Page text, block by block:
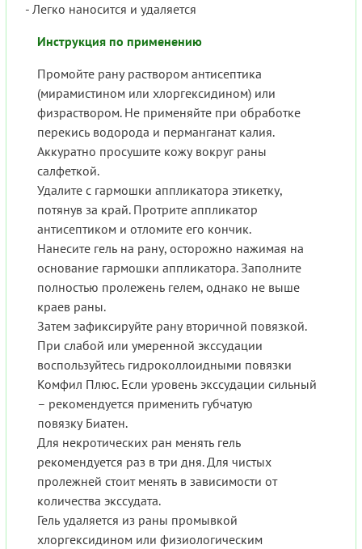
- Легко наносится и удаляется
Инструкция по применению
Промойте рану раствором антисептика
(мирамистином или хлоргексидином) или
физраствором. Не применяйте при обработке
перекись водорода и перманганат калия.
Аккуратно просушите кожу вокруг раны
салфеткой.
Удалите с гармошки аппликатора этикетку,
потянув за край. Протрите аппликатор
антисептиком и отломите его кончик.
Нанесите гель на рану, осторожно нажимая на
основание гармошки аппликатора. Заполните
полностью пролежень гелем, однако не выше
краев раны.
Затем зафиксируйте рану вторичной повязкой.
При слабой или умеренной экссудации
воспользуйтесь гидроколлоидными повязки
Комфил Плюс. Если уровень экссудации сильный
– рекомендуется применить губчатую
повязку Биатен.
Для некротических ран менять гель
рекомендуется раз в три дня. Для чистых
пролежней стоит менять в зависимости от
количества экссудата.
Гель удаляется из раны промывкой
хлоргексидином или физиологическим